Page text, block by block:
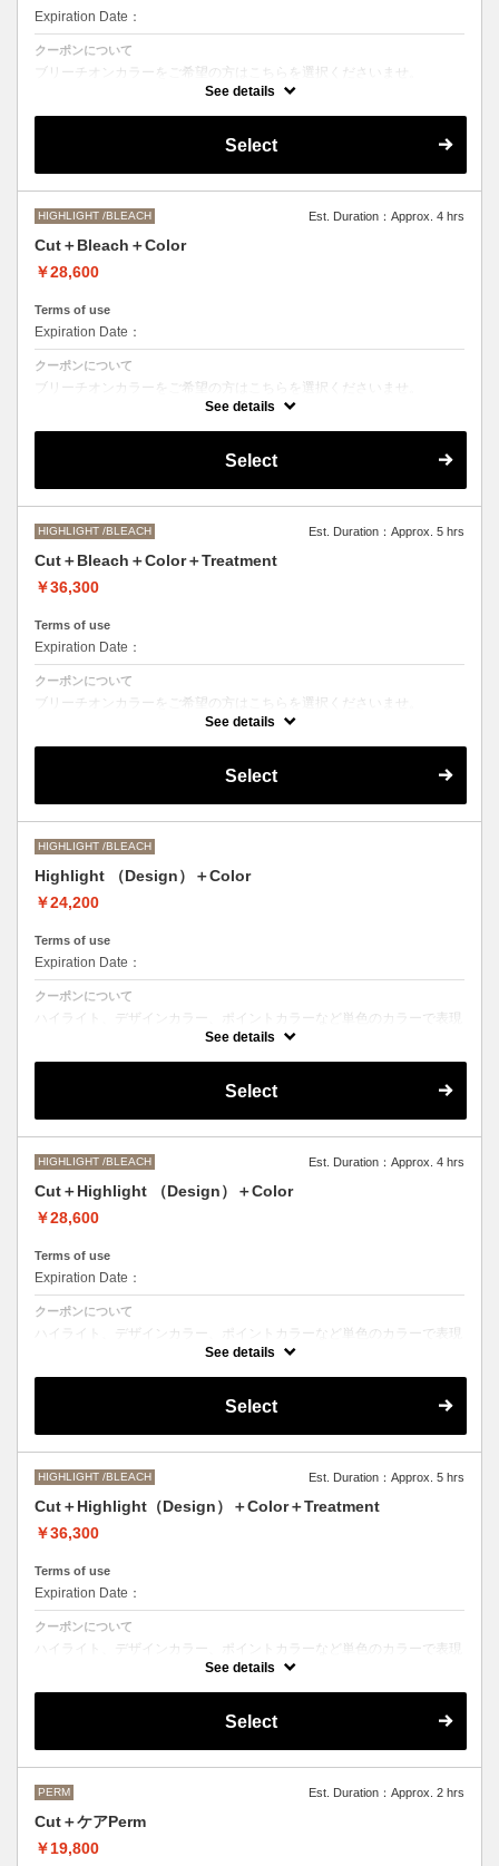
Expiration Date：
クーポンについて
ブリーチオンカラーをご希望の方はこちらを選択くださいませ。
イクロバブルシャンプー込み
で、料金が前後する場合がございます。
現できない場合がございます。
●髪の長さにより別途ロング料金を頂戴いたします。
See details
Select
HIGHLIGHT /BLEACH Est. Duration：Approx. 4 hrs
Cut＋Bleach＋Color
￥28,600
Terms of use
Expiration Date：
クーポンについて
ブリーチオンカラーをご希望の方はこちらを選択くださいませ。
で、料金が前後する場合がございます。
M ¥＋1100 L¥＋1650 LL¥＋2200
See details
Select
HIGHLIGHT /BLEACH Est. Duration：Approx. 5 hrs
Cut＋Bleach＋Color＋Treatment
￥36,300
Terms of use
Expiration Date：
クーポンについて
ブリーチオンカラーをご希望の方はこちらを選択くださいませ。
イクロバブルシャンプー込み
で、料金が前後する場合がございます。
現できない場合がございます。
●髪の長さにより別途ロング料金を頂戴いたします。
See details
Select
HIGHLIGHT /BLEACH
Highlight （Design）＋Color
￥24,200
Terms of use
Expiration Date：
クーポンについて
ハイライト、デザインカラー、ポイントカラーなど単色のカラーで表現
できないデザインをご希望の方はこちらのメニューをお選びください。
●ご希望の色やカラー履歴、デザインによっては１度のブリーチでは表
施術時間、料金が前後する場合がございます。
M ¥＋550 L¥＋1100 LL¥＋2200
See details
Select
HIGHLIGHT /BLEACH Est. Duration：Approx. 4 hrs
Cut＋Highlight （Design）＋Color
￥28,600
Terms of use
Expiration Date：
クーポンについて
ハイライト、デザインカラー、ポイントカラーなど単色のカラーで表現
できないデザインをご希望の方はこちらのメニューをお選びください。
●ご希望の色やカラー履歴、デザインによっては１度のブリーチでは表
施術時間、料金が前後する場合がございます。
M ¥＋1100 L¥＋1650 LL¥＋2200
See details
Select
HIGHLIGHT /BLEACH Est. Duration：Approx. 5 hrs
Cut＋Highlight（Design）＋Color＋Treatment
￥36,300
Terms of use
Expiration Date：
クーポンについて
ハイライト、デザインカラー、ポイントカラーなど単色のカラーで表現
できないデザインをご希望の方はこちらのメニューをお選びください。
Aujuaシステムトリートメントを使った４ステップトリートメント＋マ
●トリートメントは髪質に合わせてご提案させていただいておりますの
●ご希望の色やカラー履歴、デザインによっては１度のブリーチでは表
現できない場合もございます。
●髪の長さにより別途ロング料金を頂戴いたします。
See details
Select
PERM Est. Duration：Approx. 2 hrs
Cut＋ケアPerm
￥19,800